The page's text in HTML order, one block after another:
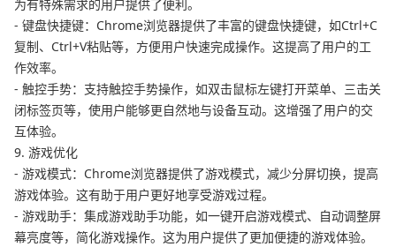
为有特殊需求的用户提供了便利。
- 键盘快捷键：Chrome浏览器提供了丰富的键盘快捷键，如Ctrl+C
复制、Ctrl+V粘贴等，方便用户快速完成操作。这提高了用户的工
作效率。
- 触控手势：支持触控手势操作，如双击鼠标左键打开菜单、三击关
闭标签页等，使用户能够更自然地与设备互动。这增强了用户的交
互体验。
9. 游戏优化
- 游戏模式：Chrome浏览器提供了游戏模式，减少分屏切换，提高
游戏体验。这有助于用户更好地享受游戏过程。
- 游戏助手：集成游戏助手功能，如一键开启游戏模式、自动调整屏
幕亮度等，简化游戏操作。这为用户提供了更加便捷的游戏体验。